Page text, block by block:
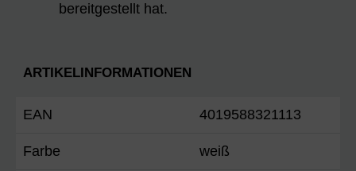
bereitgestellt hat.
ARTIKELINFORMATIONEN
EAN 4019588321113
Farbe weiß